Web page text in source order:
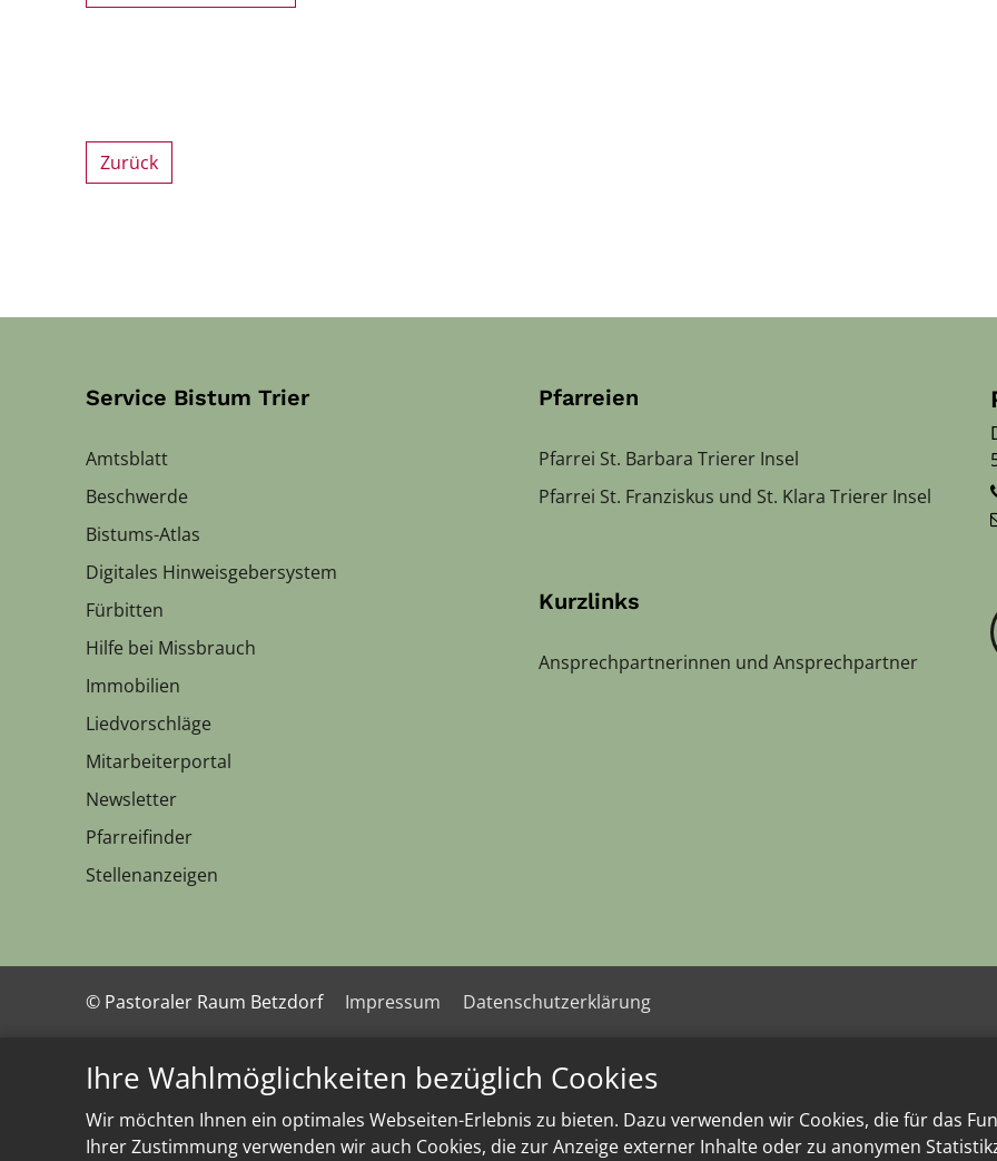
Ihre Wahlmöglichkeiten bezüglich Cookies
Wir möchten Ihnen ein optimales Webseiten-Erlebnis zu bieten. Dazu verwenden wir Cookies, die für das
Ihrer Zustimmung verwenden wir auch Cookies, die zur Anzeige externer Inhalte oder zu anonymen
Zurück
Service Bistum Trier
Amtsblatt
Beschwerde
Bistums-Atlas
Digitales Hinweisgebersystem
Fürbitten
Hilfe bei Missbrauch
Immobilien
Liedvorschläge
Mitarbeiterportal
Newsletter
Pfarreifinder
Stellenanzeigen
Pfarreien
Pfarrei St. Barbara Trierer Insel
Pfarrei St. Franziskus und St. Klara Trierer Insel
Kurzlinks
Ansprechpartnerinnen und Ansprechpartner
© Pastoraler Raum Betzdorf Impressum Datenschutzerklärung